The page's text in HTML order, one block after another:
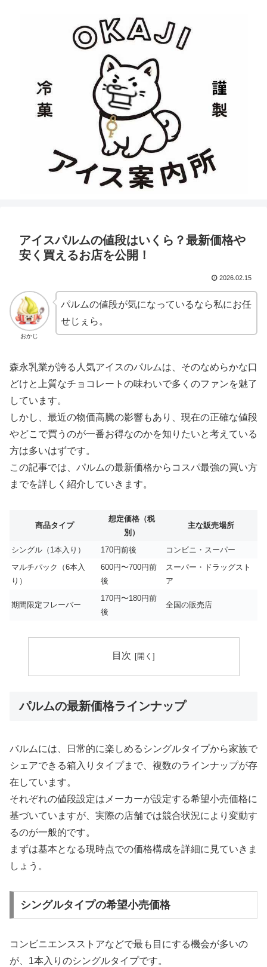
アイスパルムの値段はいくら？最新価格や
安く買えるお店を公開！
2026.02.15
おかじ
パルムの値段が気になっているなら私にお任
せじぇら。
森永乳業が誇る人気アイスのパルムは、そのなめらかな口
どけと上質なチョコレートの味わいで多くのファンを魅了
しています。
しかし、最近の物価高騰の影響もあり、現在の正確な値段
やどこで買うのが一番お得なのかを知りたいと考えている
方は多いはずです。
この記事では、パルムの最新価格からコスパ最強の買い方
までを詳しく紹介していきます。
商品タイプ
想定価格（税
別）
主な販売場所
シングル（1本入り） 170円前後
コンビニ・スーパー
マルチパック（6本入
り）
600円〜700円前
後
スーパー・ドラッグスト
ア
期間限定フレーバー
170円〜180円前
後
全国の販売店
目次
パルムの最新価格ラインナップ
パルムには、日常的に楽しめるシングルタイプから家族で
シェアできる箱入りタイプまで、複数のラインナップが存
在しています。
それぞれの値段設定はメーカーが設定する希望小売価格に
基づいていますが、実際の店舗では競合状況により変動す
るのが一般的です。
まずは基本となる現時点での価格構成を詳細に見ていきま
しょう。
シングルタイプの希望小売価格
コンビニエンスストアなどで最も目にする機会が多いの
が、1本入りのシングルタイプです。